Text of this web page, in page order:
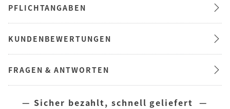
PFLICHTANGABEN
KUNDENBEWERTUNGEN
FRAGEN & ANTWORTEN
— Sicher bezahlt, schnell geliefert —